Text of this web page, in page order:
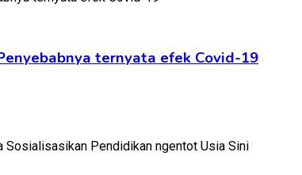
ternyata efek Covid-19